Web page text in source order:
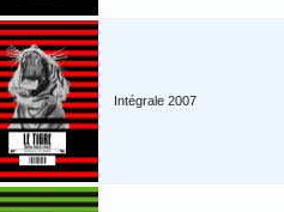
Intégrale 2007